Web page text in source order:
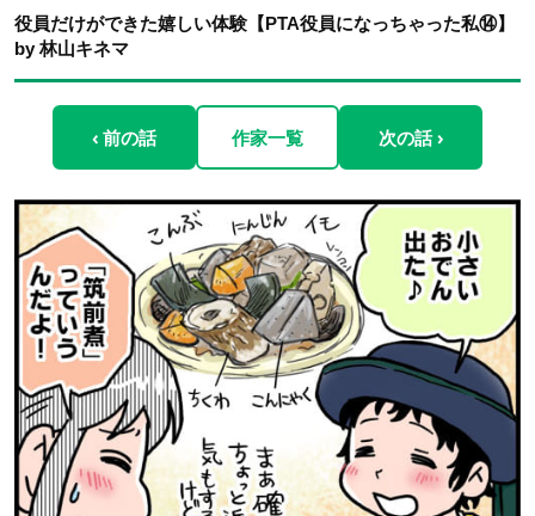
役員だけができた嬉しい体験【PTA役員になっちゃった私⑭】
by 林山キネマ
‹ 前の話 作家一覧 次の話 ›